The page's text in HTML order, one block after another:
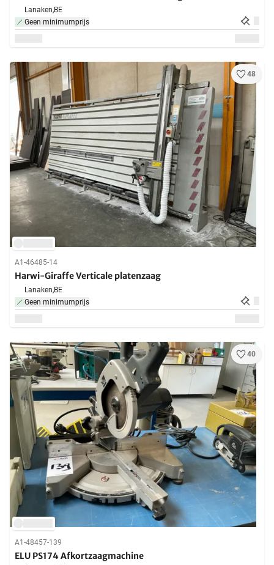
Lanaken,BE
Geen minimumprijs
48
A1-46485-14
Harwi-Giraffe Verticale platenzaag
Lanaken,BE
Geen minimumprijs
40
A1-48457-139
ELU PS174 Afkortzaagmachine